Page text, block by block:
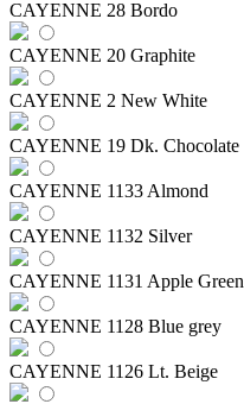
CAYENNE 28 Bordo
CAYENNE 20 Graphite
CAYENNE 2 New White
CAYENNE 19 Dk. Chocolate
CAYENNE 1133 Almond
CAYENNE 1132 Silver
CAYENNE 1131 Apple Green
CAYENNE 1128 Blue grey
CAYENNE 1126 Lt. Beige